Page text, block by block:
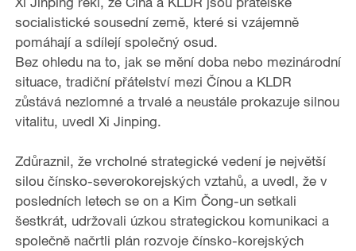
socialistické sousední země, které si vzájemně
pomáhají a sdílejí společný osud.
Bez ohledu na to, jak se mění doba nebo mezinárodní
situace, tradiční přátelství mezi Čínou a KLDR
zůstává nezlomné a trvalé a neustále prokazuje silnou
vitalitu, uvedl Xi Jinping.
Zdůraznil, že vrcholné strategické vedení je největší
silou čínsko-severokorejských vztahů, a uvedl, že v
posledních letech se on a Kim Čong-un setkali
šestkrát, udržovali úzkou strategickou komunikaci a
společně načrtli plán rozvoje čínsko-korejských